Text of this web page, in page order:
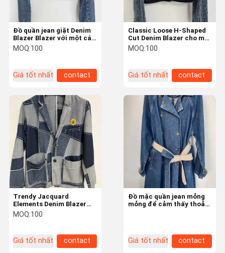
Đồ quần jean giặt Denim
Blazer Blazer với một cái
nhìn cao cấp kết cấu
MOQ:100
Giá tốt nhất contact
Classic Loose H-Shaped
Cut Denim Blazer cho một
hình bóng ngọt ngào
MOQ:100
Giá tốt nhất contact
Trendy Jacquard
Elements Denim Blazer
Cho một cái nhìn táo bạo
và phong cách
MOQ:100
Giá tốt nhất contact
Đồ mặc quần jean mỏng
mỏng để cảm thấy thoải
Giá tốt nhất contact